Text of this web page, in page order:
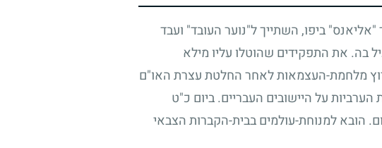
ביפו, השתייך ל"נוער העובד" ועבד
בה. את התפקידים שהוטלו עליו מילא
פרוץ מלחמת-העצמאות לאחר החלטת עצרת האו"ם
על היישובים העבריים. ביום כ"ט
הובא למנוחת-עולמים בבית-הקברות הצבאי